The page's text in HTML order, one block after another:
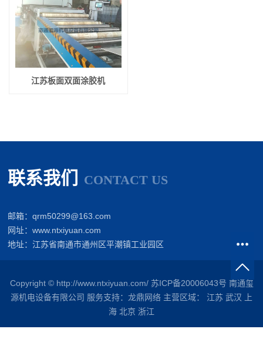
江苏板面双面涂胶机
联系我们 CONTACT US
邮箱：qrm50299@163.com
网址：www.ntxiyuan.com
地址：江苏省南通市通州区平潮镇工业园区
Copyright © http://www.ntxiyuan.com/ 苏ICP备20006043号 南通玺
源机电设备有限公司 服务支持： 龙鼎网络 主营区域： 江苏 武汉
上
海 北京 浙江